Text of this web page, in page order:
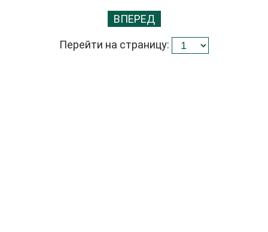
ВПЕРЕД
Перейти на страницу: